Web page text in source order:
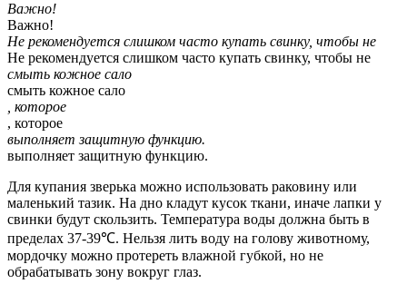
Важно!
Важно!
Не рекомендуется слишком часто купать свинку, чтобы не
Не рекомендуется слишком часто купать свинку, чтобы не
смыть кожное сало
смыть кожное сало
, которое
, которое
выполняет защитную функцию.
выполняет защитную функцию.
Для купания зверька можно использовать раковину или
маленький тазик. На дно кладут кусок ткани, иначе лапки у
свинки будут скользить. Температура воды должна быть в
пределах 37-39℃. Нельзя лить воду на голову животному,
мордочку можно протереть влажной губкой, но не
обрабатывать зону вокруг глаз.